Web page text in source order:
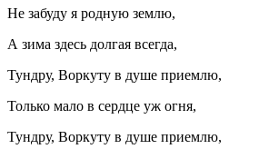
Не забуду я родную землю,
А зима здесь долгая всегда,
Тундру, Воркуту в душе приемлю,
Только мало в сердце уж огня,
Тундру, Воркуту в душе приемлю,